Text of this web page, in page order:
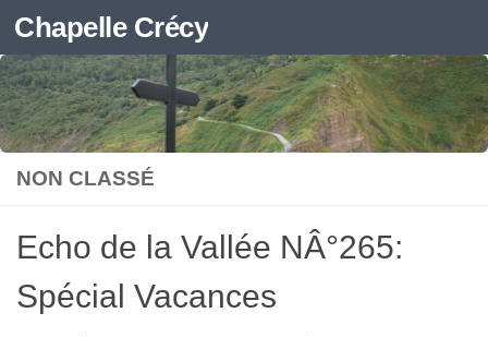
Skip to content
Chapelle Crécy
NON CLASSÉ
Echo de la Vallée NÂ°265:
Spécial Vacances